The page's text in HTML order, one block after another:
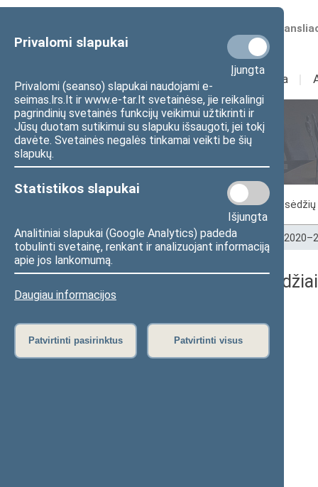
Privalomi slapukai
Įjungta
Privalomi (seanso) slapukai naudojami e-
seimas.lrs.lt ir www.e-tar.lt svetainėse, jie reikalingi
pagrindinių svetainės funkcijų veikimui užtikrinti ir
Jūsų duotam sutikimui su slapuku išsaugoti, jei tokį
davėte. Svetainės negalės tinkamai veikti be šių
slapukų.
Statistikos slapukai
Išjungta
Analitiniai slapukai (Google Analytics) padeda
tobulinti svetainę, renkant ir analizuojant informaciją
apie jos lankomumą.
Daugiau informacijos
Patvirtinti pasirinktus Patvirtinti visus
Numatomos
Sudėtis Veikla I
Seimo posėdžiai
Posėdžiai
Pradžia>Seimo posėdžiai>Kadencijos
2021-04-13 Seimo posėdžiai
Rytinis posėdis
Vakarinis posėdis